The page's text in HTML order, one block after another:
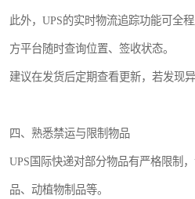
此外，UPS的实时物流追踪功能可全
方平台随时查询位置、签收状态。
建议在发货后定期查看更新，若发现
四、熟悉禁运与限制物品
UPS国际快递对部分物品有严格限制
品、动植物制品等。